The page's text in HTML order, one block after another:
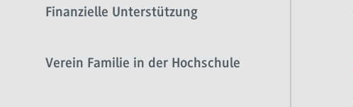
Finanzielle Unterstützung
Verein Familie in der Hochschule